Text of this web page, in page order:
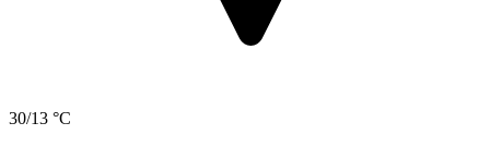
30/13 °C